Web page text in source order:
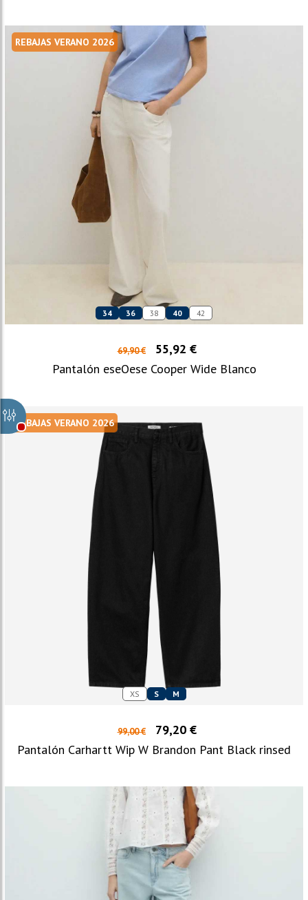
REBAJAS VERANO 2026
34 36 38 40 42
69,90 €
55,92 €
Pantalón eseOese Cooper Wide Blanco
REBAJAS VERANO 2026
XS S M
99,00 €
79,20 €
Pantalón Carhartt Wip W Brandon Pant Black rinsed